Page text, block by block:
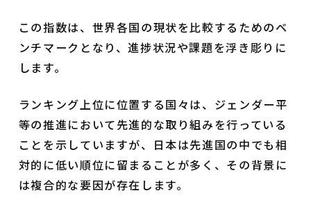
この指数は、世界各国の現状を比較するためのベ
ンチマークとなり、進捗状況や課題を浮き彫りに
します。
ランキング上位に位置する国々は、ジェンダー平
等の推進において先進的な取り組みを行っている
ことを示していますが、日本は先進国の中でも相
対的に低い順位に留まることが多く、その背景に
は複合的な要因が存在します。